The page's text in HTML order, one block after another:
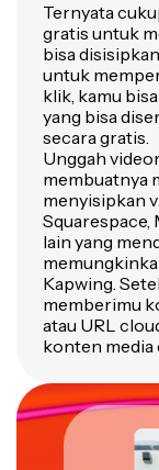
Ternyata
gratis untuk
bisa
untuk
klik, kamu
yang bisa
secara gratis.
Unggah
membuatnya
menyisipkan
Squarespace,
lain yang
Kapwing.
memberimu
atau URL
konten media